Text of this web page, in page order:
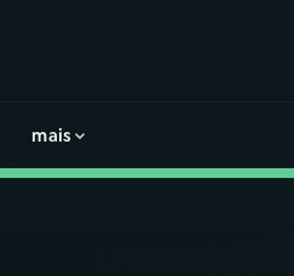
mais